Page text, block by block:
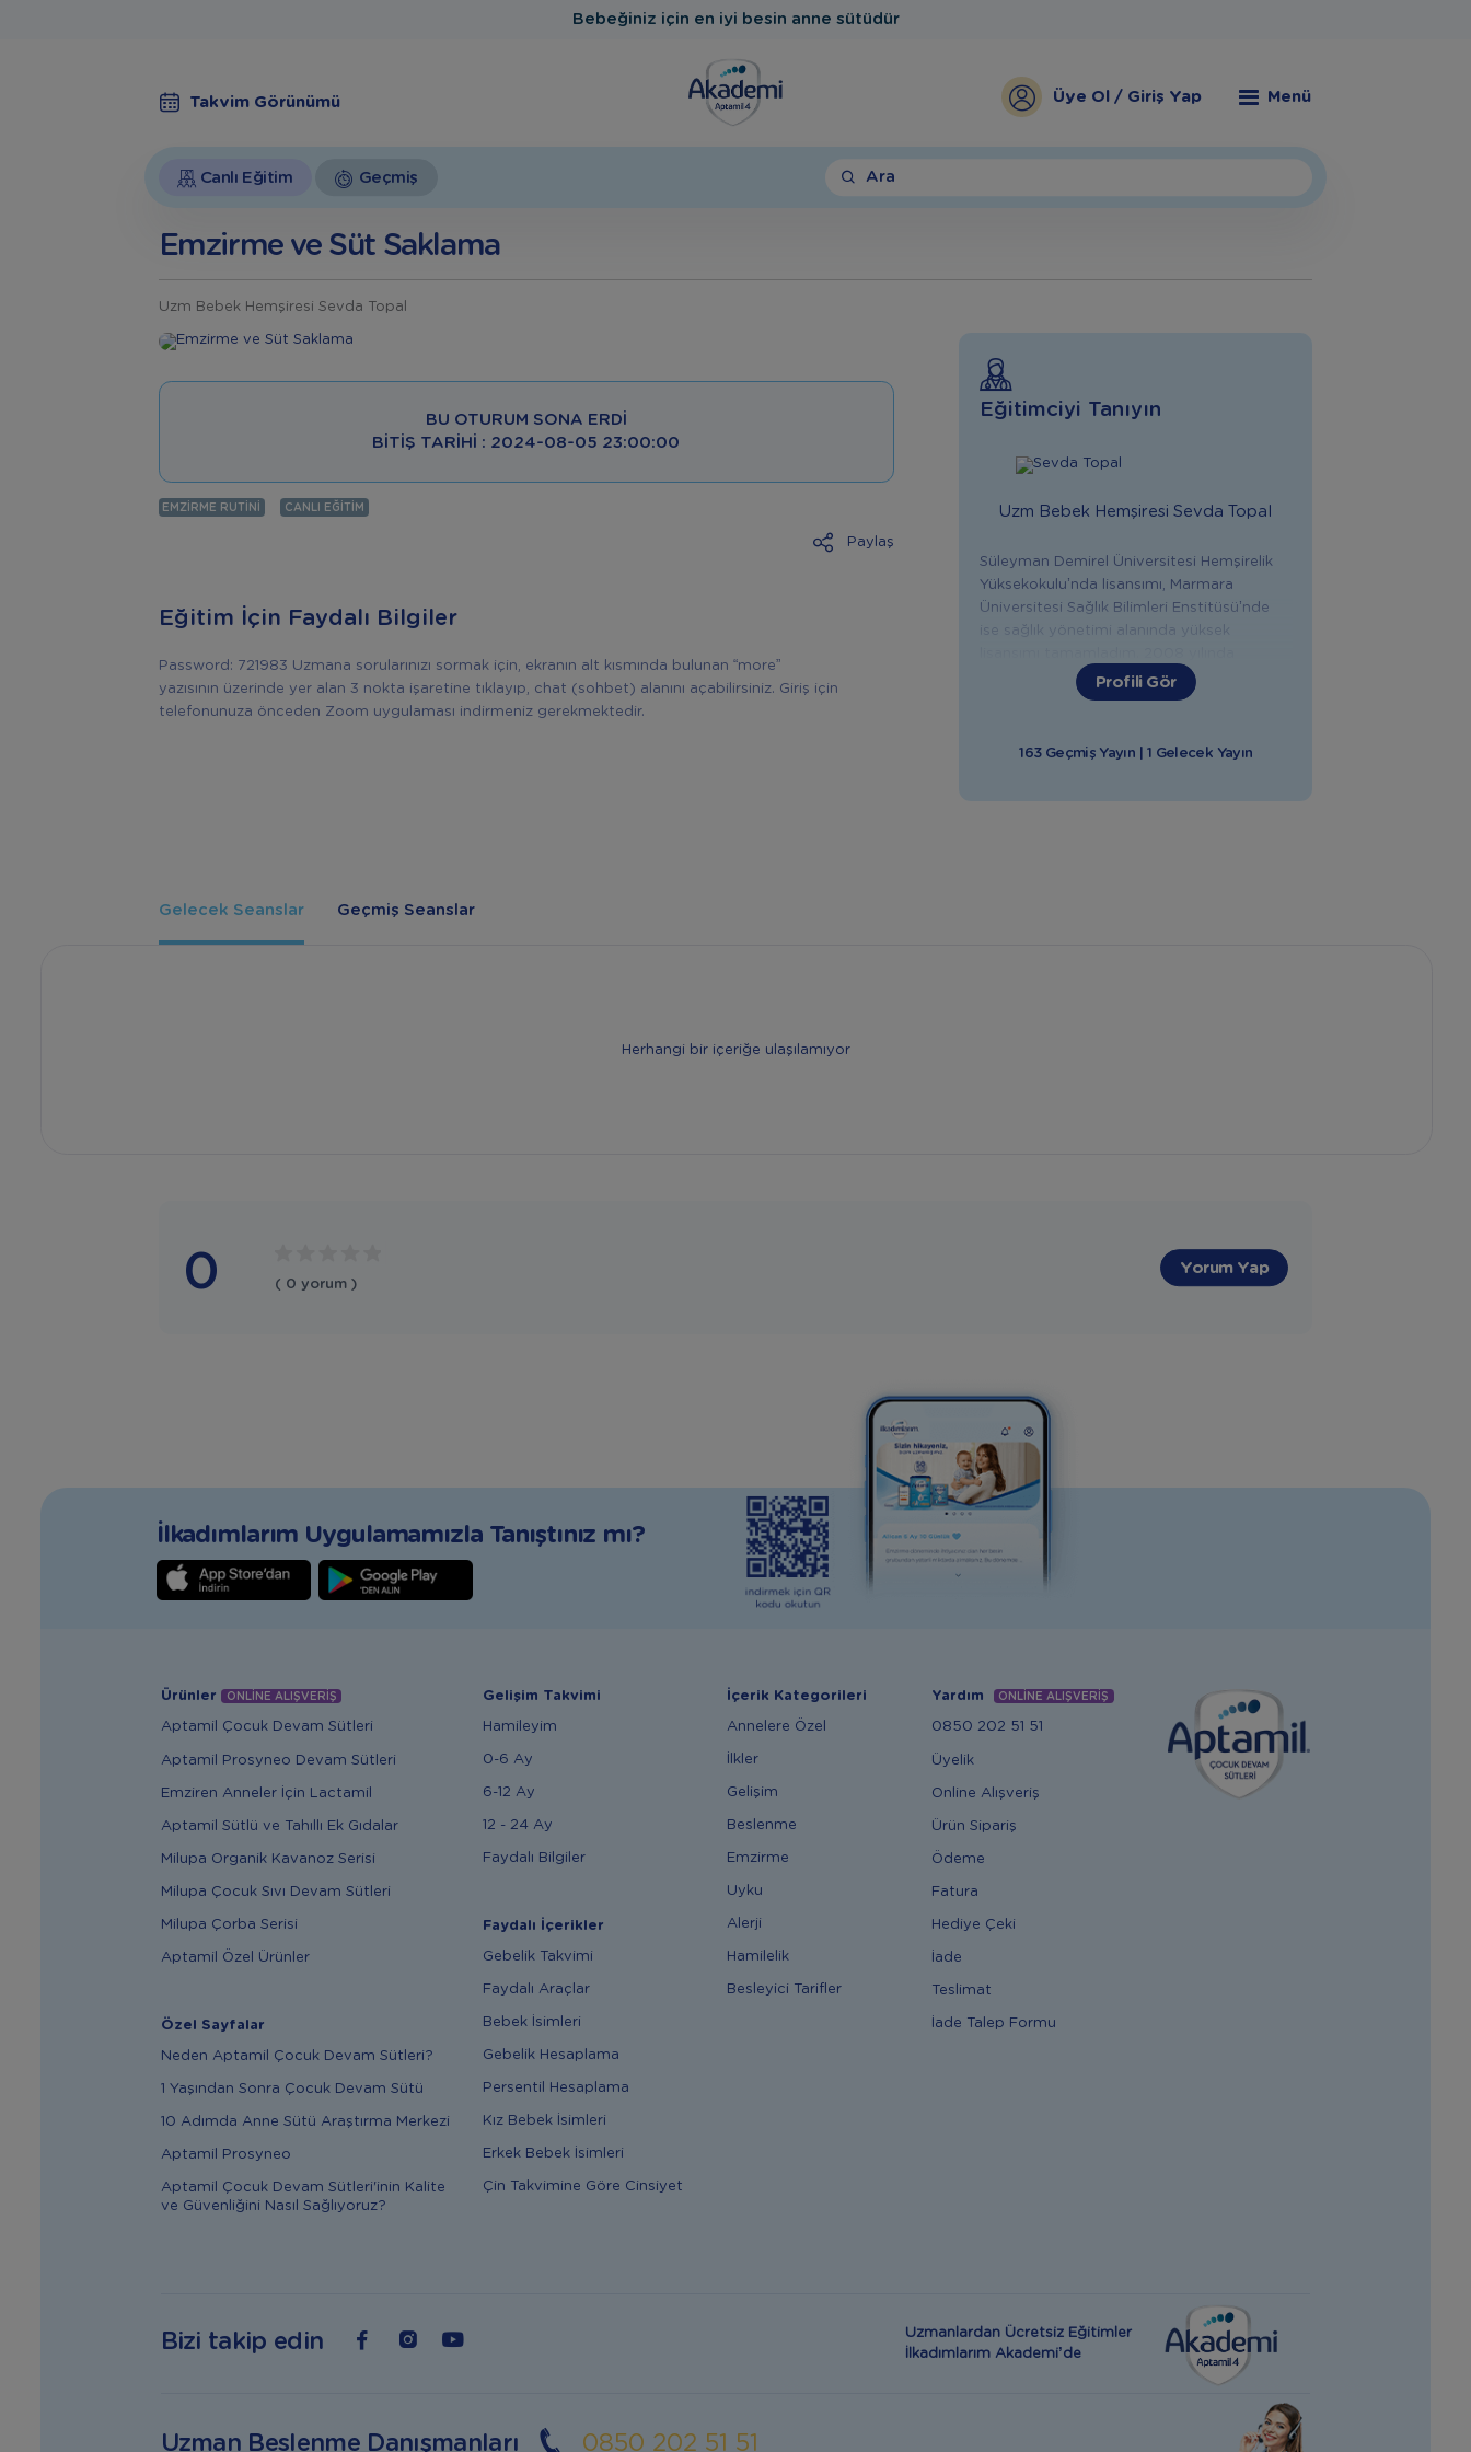
Bebeğiniz için en iyi besin anne sütüdür
Takvim Görünümü Üye Ol / Giriş Yap Menü
Canlı Eğitim Geçmiş Ara
Emzirme ve Süt Saklama
Uzm Bebek Hemşiresi Sevda Topal
BU OTURUM SONA ERDI
BITIŞ TARIHI : 2024-08-05 23:00:00
EMZIRME RUTINI CANLI EĞITIM
Paylaş
Eğitim İçin Faydalı Bilgiler
Password: 721983 Uzmana sorularınızı sormak için, ekranın alt kısmında bulunan “more”
yazısının üzerinde yer alan 3 nokta işaretine tıklayıp, chat (sohbet) alanını açabilirsiniz. Giriş için
telefonunuza önceden Zoom uygulaması indirmeniz gerekmektedir.
Eğitimciyi Tanıyın
Uzm Bebek HemşiresiSevda Topal
Süleyman Demirel Üniversitesi Hemşirelik
Yüksekokulu’nda lisansımı, Marmara
Üniversitesi Sağlık Bilimleri Enstitüsü’nde
ise sağlık yönetimi alanında yüksek
Yeditepe Üniversitesi Hastanesi’nde
çalışmaya başladım. 2012 yılından beri
sorumlu hemşirelik yapmaktayım. Aynı
Profili Gör
163 Geçmiş Yayın | 1 Gelecek Yayın
Gelecek Seanslar Geçmiş Seanslar
Herhangi bir içeriğe ulaşılamıyor
0 ( 0 yorum )
Yorum Yap
İlkadımlarım Uygulamamızla Tanıştınız mı?
Ürünler ONLİNE ALIŞVERİŞ
Aptamil Çocuk Devam Sütleri
Aptamil Prosyneo Devam Sütleri
Emziren Anneler İçin Lactamil
Aptamil Sütlü ve Tahıllı Ek Gıdalar
Milupa Organik Kavanoz Serisi
Milupa Çocuk Sıvı Devam Sütleri
Milupa Çorba Serisi
Aptamil Özel Ürünler
Özel Sayfalar
Neden Aptamil Çocuk Devam Sütleri?
1 Yaşından Sonra Çocuk Devam Sütü
10 Adımda Anne Sütü Araştırma Merkezi
Aptamil Prosyneo
Aptamil Çocuk Devam Sütleri'inin Kalite
ve Güvenliğini Nasıl Sağlıyoruz?
Gelişim Takvimi
Hamileyim
0-6 Ay
6-12 Ay
12 - 24 Ay
Faydalı Bilgiler
Faydalı İçerikler
Gebelik Takvimi
Faydalı Araçlar
Bebek İsimleri
Gebelik Hesaplama
Persentil Hesaplama
Kız Bebek İsimleri
Erkek Bebek İsimleri
Çin Takvimine Göre Cinsiyet
İçerik Kategorileri
Annelere Özel
İlkler
Gelişim
Beslenme
Emzirme
Uyku
Alerji
Hamilelik
Besleyici Tarifler
Yardım ONLİNE ALIŞVERİŞ
0850 202 51 51
Üyelik
Online Alışveriş
Ürün Sipariş
Ödeme
Fatura
Hediye Çeki
İade
Teslimat
İade Talep Formu
Bizi takip edin
Uzmanlardan Ücretsiz Eğitimler
İlkadımlarım Akademi’de
Uzman Beslenme Danışmanları 0850 202 51 51